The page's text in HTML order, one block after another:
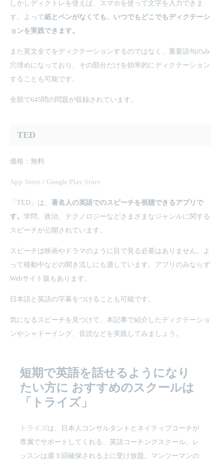
しかしディクトレを使えば、スマホを使って文字を入力できま
す。よって紙とペンがなくても、いつでもどこでもディクテーシ
ョンを実践できます。
また英文全てをディクテーションするのではなく、重要語句のみ
穴埋めになっており、その部分だけを効率的にディクテーション
することも可能です。
全部で645問の問題が収録されています。
TED
価格：無料
App Store / Google Play Store
「TED」は、 著名人の英語でのスピーチを視聴できるアプリで
す。 学問、政治、テクノロジーなどさまざまなジャンルに関する
スピーチが公開されています。
スピーチは映画やドラマのように目で見る必要はありません。よ
って移動中などの聞き流しにも適しています。アプリのみならず
Webサイト版もあります。
日本語と英語の字幕をつけることも可能です。
気になるスピーチを見つけて、本記事で紹介したディクテーショ
ンやシャドーイング、音読などを実践してみましょう。
短期で英語を話せるようになり
たい方に おすすめのスクールは
「トライズ」
トライズは、日本人コンサルタントとネイティブコーチが
専属でサポートしてくれる、英語コーチングスクール。レ
ッスンは週３回確保される上に受け放題。マンツーマンの